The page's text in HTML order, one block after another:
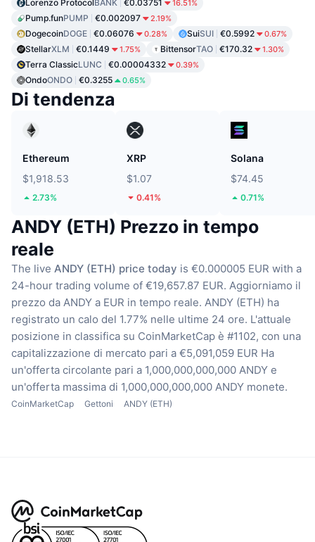
Lorenzo ProtocolBANK €0.03751 16.51%
Pump.funPUMP €0.002097 2.19%
DogecoinDOGE €0.06076 0.28% SuiSUI €0.5992 0.67%
StellarXLM €0.1449 1.75% BittensorTAO €170.32 1.30%
Terra ClassicLUNC €0.00004332 0.39%
OndoONDO €0.3255 0.65%
Di tendenza
Ethereum
$1,918.53
2.73%
XRP
$1.07
0.41%
Solana
$74.45
0.71%
ANDY (ETH) Prezzo in tempo
reale
The live ANDY (ETH) price today is €0.000005 EUR with a
24-hour trading volume of €19,657.87 EUR. Aggiorniamo il
prezzo da ANDY a EUR in tempo reale. ANDY (ETH) ha
registrato un calo del 1.77% nelle ultime 24 ore. L'attuale
posizione in classifica su CoinMarketCap è #1102, con una
capitalizzazione di mercato pari a €5,091,059 EUR Ha
un'offerta circolante pari a 1,000,000,000,000 ANDY e
un'offerta massima di 1,000,000,000,000 ANDY monete.
CoinMarketCap Gettoni ANDY (ETH)